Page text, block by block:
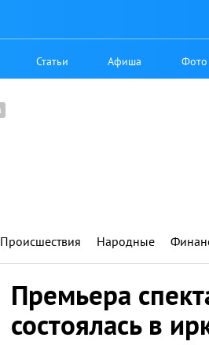
Статьи Афиша Фото
Происшествия Народные
Премьера
состоялась в